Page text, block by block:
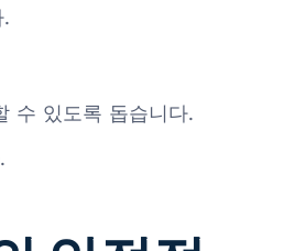
수 있도록 돕습니다.